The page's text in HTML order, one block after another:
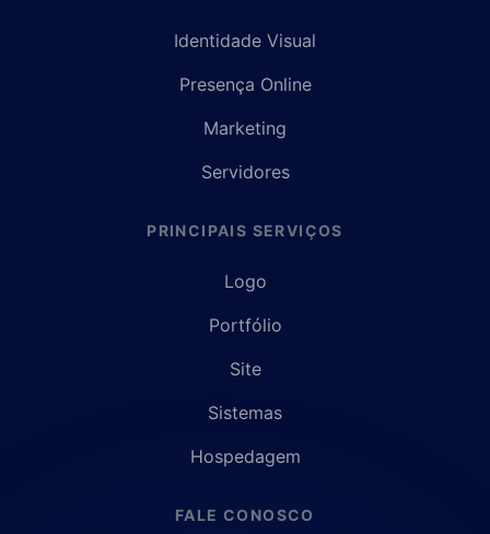
Identidade Visual
Presença Online
Marketing
Servidores
PRINCIPAIS SERVIÇOS
Logo
Portfólio
Site
Sistemas
Hospedagem
FALE CONOSCO